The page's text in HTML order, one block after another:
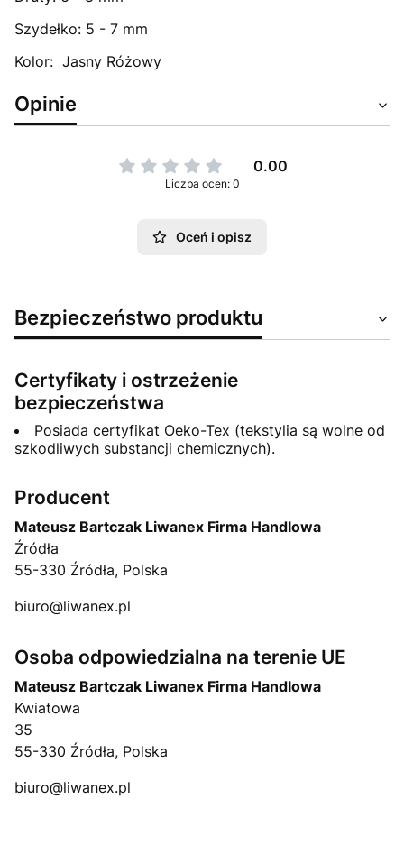
Szydełko: 5 - 7 mm
Kolor: Jasny Różowy
Opinie
0.00
Liczba ocen: 0
Oceń i opisz
Bezpieczeństwo produktu
Certyfikaty i ostrzeżenie
bezpieczeństwa
Posiada certyfikat Oeko-Tex (tekstylia są wolne od
szkodliwych substancji chemicznych).
Producent
Mateusz Bartczak Liwanex Firma Handlowa
Źródła
55-330 Źródła, Polska
biuro@liwanex.pl
Osoba odpowiedzialna na terenie UE
Mateusz Bartczak Liwanex Firma Handlowa
Kwiatowa
35
55-330 Źródła, Polska
biuro@liwanex.pl